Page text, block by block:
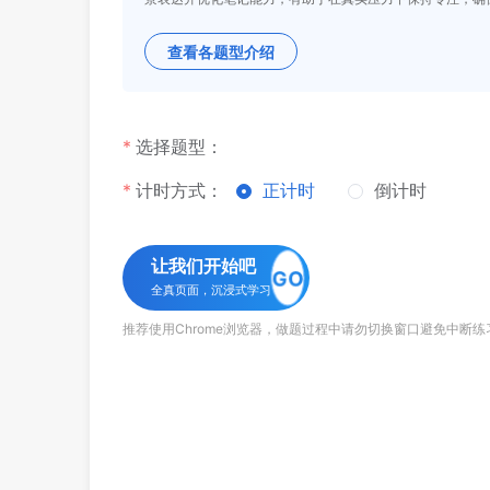
查看各题型介绍
选择题型：
计时方式：
正计时 倒计时
让我们开始吧
全真页面，沉浸式学习GO
推荐使用Chrome浏览器，做题过程中请勿切换窗口避免中断练